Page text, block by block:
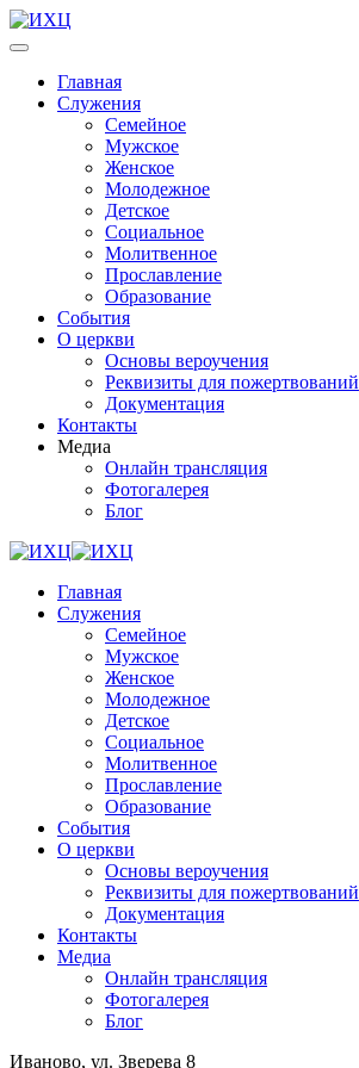
Главная
Служения
Семейное
Мужское
Женское
Молодежное
Детское
Социальное
Молитвенное
Прославление
Образование
События
О церкви
Основы вероучения
Реквизиты для пожертвований
Документация
Контакты
Медиа
Онлайн трансляция
Фотогалерея
Блог
Главная
Служения
Семейное
Мужское
Женское
Молодежное
Детское
Социальное
Молитвенное
Прославление
Образование
События
О церкви
Основы вероучения
Реквизиты для пожертвований
Документация
Контакты
Медиа
Онлайн трансляция
Фотогалерея
Блог
Иваново, ул. Зверева 8